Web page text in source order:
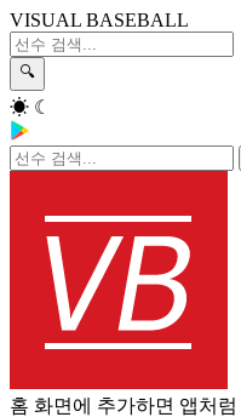
VISUAL BASEBALL
🔍
☀ ☾
홈 화면에 추가하면 앱처